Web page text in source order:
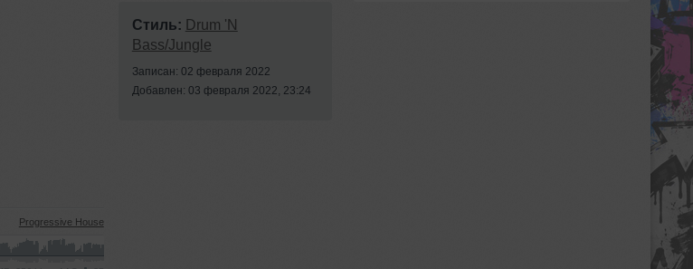
Progressive House
Стиль: Drum 'N
Bass/Jungle
Записан: 02 февраля 2022
Добавлен: 03 февраля 2022, 23:24